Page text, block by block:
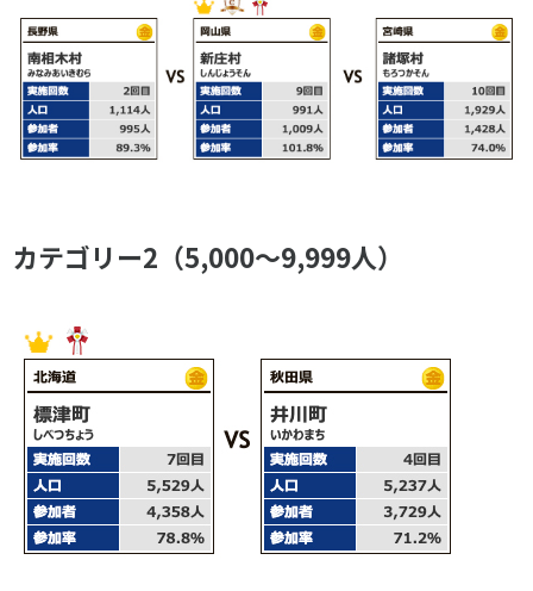
カテゴリー2（5,000～9,999人）